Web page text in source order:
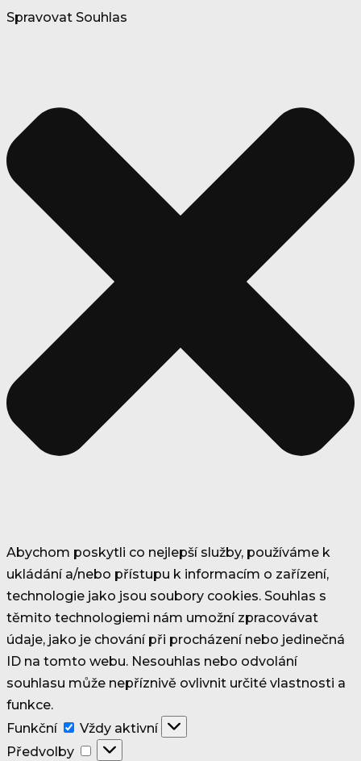
Spravovat Souhlas
Abychom poskytli co nejlepší služby, používáme k
ukládání a/nebo přístupu k informacím o zařízení,
technologie jako jsou soubory cookies. Souhlas s
těmito technologiemi nám umožní zpracovávat
údaje, jako je chování při procházení nebo jedinečná
ID na tomto webu. Nesouhlas nebo odvolání
souhlasu může nepříznivě ovlivnit určité vlastnosti a
funkce.
Funkční
Funkční
Vždy aktivní
Předvolby
Předvolby